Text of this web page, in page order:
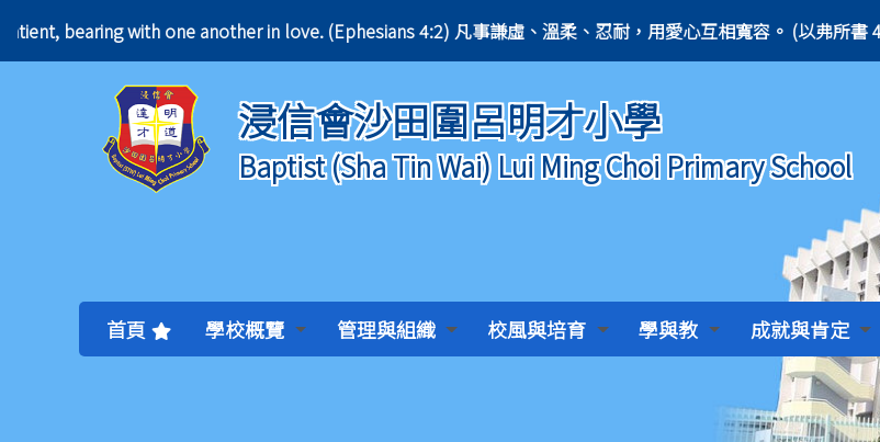
bearing with one another in love. (Ephesians 4:2) 凡事謙虛、溫柔、忍耐，用愛心互相寬容。 (以弗所書 4:2)
浸信會沙田圍呂明才小學
Baptist (Sha Tin Wai) Lui Ming Choi Primary School
首頁 學校概覽 管理與組織 校風與培育 學與教 成就與肯定